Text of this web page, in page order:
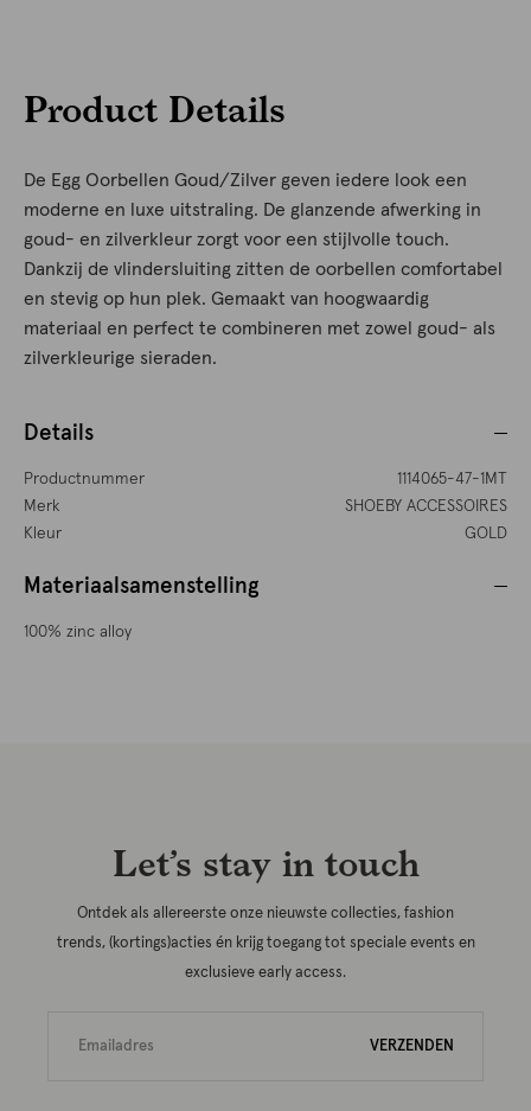
Product Details
De Egg Oorbellen Goud/Zilver geven iedere look een
moderne en luxe uitstraling. De glanzende afwerking in
goud- en zilverkleur zorgt voor een stijlvolle touch.
Dankzij de vlindersluiting zitten de oorbellen comfortabel
en stevig op hun plek. Gemaakt van hoogwaardig
materiaal en perfect te combineren met zowel goud- als
zilverkleurige sieraden.
Details
Productnummer
1114065-47-1MT
Merk
SHOEBY ACCESSOIRES
Kleur
GOLD
Materiaalsamenstelling
100% zinc alloy
Let’s stay in touch
Ontdek als allereerste onze nieuwste collecties, fashion
trends, (kortings)acties én krijg toegang tot speciale events en
exclusieve early access.
VERZENDEN